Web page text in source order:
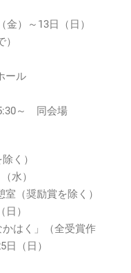
）～13日（日）
ール
～ 同会場
賞を除く）
水）
奨励賞を除く）
）
く」（全受賞作
（日）